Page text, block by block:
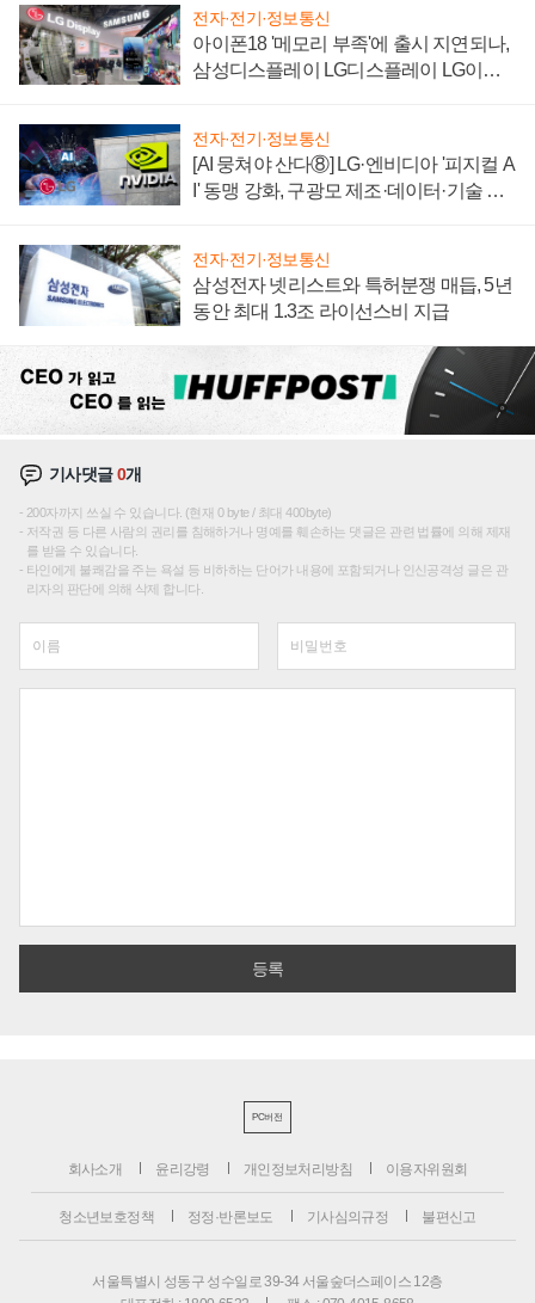
전자·전기·정보통신
아이폰18 '메모리 부족'에 출시 지연되나,
삼성디스플레이 LG디스플레이 LG이노
전자·전기·정보통신
[AI 뭉쳐야 산다⑧] LG·엔비디아 '피지컬 A
I' 동맹 강화, 구광모 제조·데이터·기술 결
전자·전기·정보통신
삼성전자 넷리스트와 특허분쟁 매듭, 5년
동안 최대 1.3조 라이선스비 지급
기사댓글0개
200자까지 쓰실 수 있습니다. (현재 0 byte / 최대 400byte)
저작권 등 다른 사람의 권리를 침해하거나 명예를 훼손하는 댓글은 관련 법률에 의해 제재
를 받을 수 있습니다.
타인에게 불쾌감을 주는 욕설 등 비하하는 단어가 내용에 포함되거나 인신공격성 글은 관
리자의 판단에 의해 삭제 합니다.
PC버전
회사소개 윤리강령 개인정보처리방침 이용자위원회
청소년보호정책 정정·반론보도 기사심의규정 불편신고
서울특별시 성동구 성수일로 39-34 서울숲더스페이스 12층